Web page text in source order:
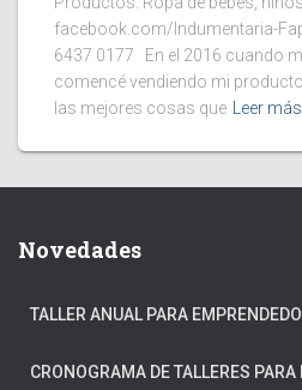
facebook.com/Indumentaria-
6437 0177 En el 2016 cuando
comencé vendiendo mi
las mejores cosas que
Leer más
Novedades
TALLER ANUAL PARA
CRONOGRAMA DE TALLERES